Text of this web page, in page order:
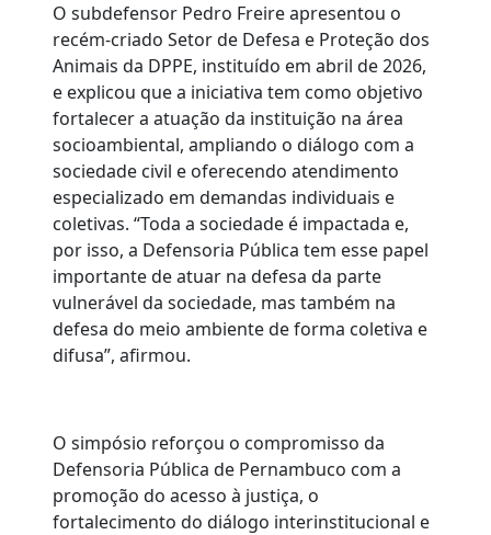
O subdefensor Pedro Freire apresentou o
recém-criado Setor de Defesa e Proteção dos
Animais da DPPE, instituído em abril de 2026,
e explicou que a iniciativa tem como objetivo
fortalecer a atuação da instituição na área
socioambiental, ampliando o diálogo com a
sociedade civil e oferecendo atendimento
especializado em demandas individuais e
coletivas. “Toda a sociedade é impactada e,
por isso, a Defensoria Pública tem esse papel
importante de atuar na defesa da parte
vulnerável da sociedade, mas também na
defesa do meio ambiente de forma coletiva e
difusa”, afirmou.
O simpósio reforçou o compromisso da
Defensoria Pública de Pernambuco com a
promoção do acesso à justiça, o
fortalecimento do diálogo interinstitucional e